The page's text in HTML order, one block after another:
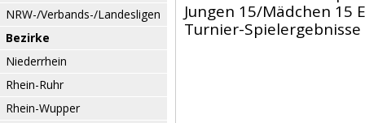
NRW-/Verbands-/Landesligen
Bezirke
Niederrhein
Rhein-Ruhr
Rhein-Wupper
Jungen 15/Mädchen 15
Turnier-Spielergebnisse